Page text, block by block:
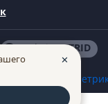
made inINTRID
✕